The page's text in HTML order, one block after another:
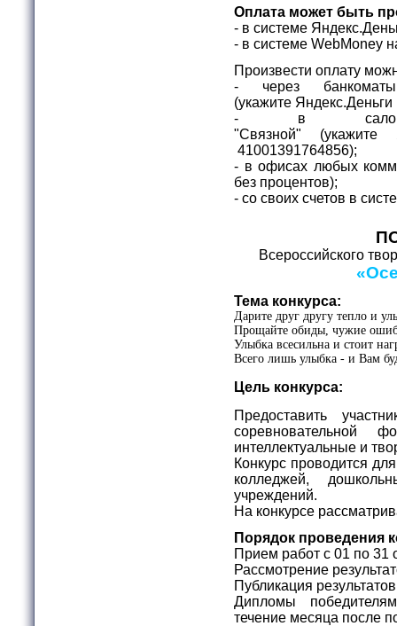
Оплата может быть
- в системе
- в системе
Произвести оплату
- через
(укажите
- в
"Связной" (укажите
41001391764856);
- в офисах любых
без процентов);
- со своих счетов в
Всероссийского
Тема конкурса:
Дарите друг другу тепло и
Прощайте обиды, чужие
Улыбка всесильна и стоит
Всего лишь улыбка - и Вам
Цель конкурса:
Предоставить
соревновательной
интеллектуальные и
Конкурс проводится
колледжей,
учреждений.
На конкурсе
Порядок проведения
Прием работ с 01 по 31
Рассмотрение
Публикация
Дипломы
течение месяца после